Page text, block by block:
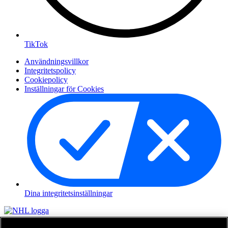
TikTok
Användningsvillkor
Integritetspolicy
Cookiepolicy
Inställningar för Cookies
Dina integritetsinställningar
NHL.com är den officiella hemsidan för National Hockey League.